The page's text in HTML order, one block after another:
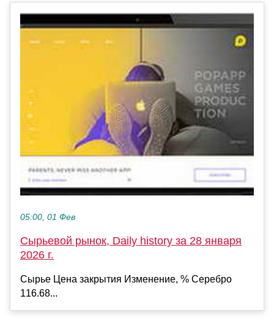
05:00, 01 Фев
Сырьевой рынок, Daily history за 28 января
2026 г.
Сырье Цена закрытия Изменение, % Серебро
116.68...